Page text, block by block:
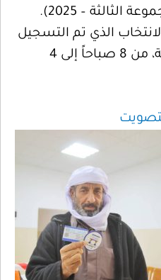
الثالثة – 2025).
الذي تم التسجيل
فيه، وبإبراز إثبات الهوية، من 8 صباحاً إلى 4